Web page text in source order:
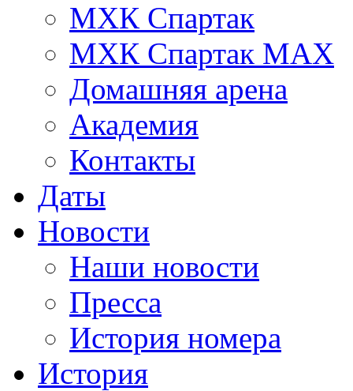
МХК Спартак
МХК Спартак МАХ
Домашняя арена
Академия
Контакты
Даты
Новости
Наши новости
Пресса
История номера
История